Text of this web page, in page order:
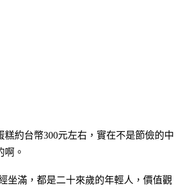
糕約台幣300元左右，實在不是節儉的中
啊。
坐滿，都是二十來歲的年輕人，價值觀